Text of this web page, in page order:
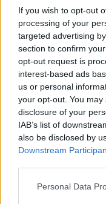
If you wish to opt-out
processing of your
targeted advertising
section to confirm
opt-out request is
interest-based ads
us or personal
your opt-out. You
disclosure of your
IAB’s list of
also be disclosed by
Downstream
Personal Data
Υπόθεση
παιδί…”
Τρ, 4 Απρ 2023 11:28